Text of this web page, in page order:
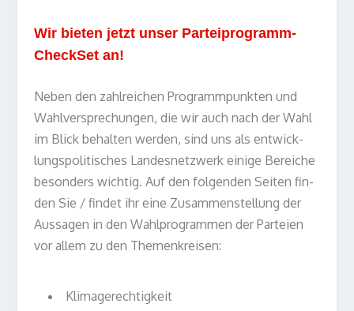
Wir bie­ten jetzt unser Par­tei­pro­gramm-
Check­Set an!
Neben den zahl­rei­chen Pro­gramm­punk­ten und
Wahl­ver­spre­chun­gen, die wir auch nach der Wahl
im Blick behal­ten wer­den, sind uns als ent­wick­
lungs­po­li­ti­sches Lan­des­netz­werk einige Berei­che
beson­ders wich­tig. Auf den fol­gen­den Sei­ten fin­
den Sie /​ fin­det ihr eine Zusam­men­stel­lung der
Aus­sa­gen in den Wahl­pro­gram­men der Par­teien
vor allem zu den Themenkreisen:
Kli­ma­ge­rech­tig­keit